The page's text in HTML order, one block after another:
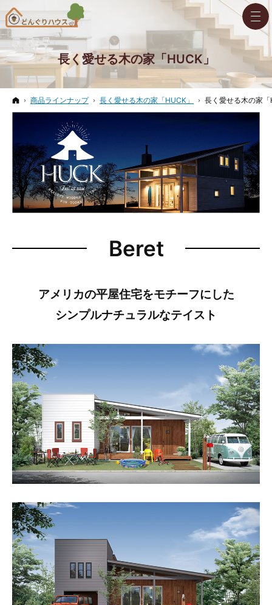
長く愛せる木の家「HUCK」
ホーム
商品ラインナップ 長く愛せる木の家「HUCK」 長く愛せる木の家
Beret
アメリカの平屋住宅をモチーフにした
シンプルナチュラルなテイスト